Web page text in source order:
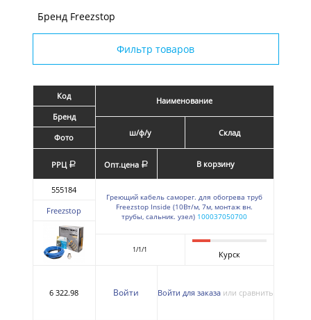
Бренд Freezstop
Фильтр товаров
Код
Бренд
Фото
Наименование
ш/ф/у Склад
РРЦ a Опт.цена a В корзину
555184
Freezstop
Греющий кабель саморег. для обогрева труб
Freezstop Inside (10Вт/м, 7м, монтаж вн.
трубы, сальник. узел) 100037050700
1/1/1 Курск
6 322.98 Войти Войти для заказа или сравнить